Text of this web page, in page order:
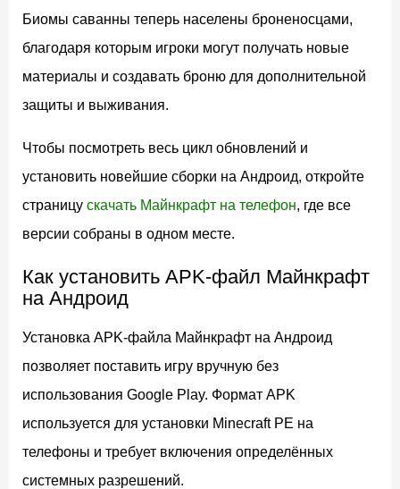
Биомы саванны теперь населены броненосцами,
благодаря которым игроки могут получать новые
материалы и создавать броню для дополнительной
защиты и выживания.
Чтобы посмотреть весь цикл обновлений и
установить новейшие сборки на Андроид, откройте
страницу скачать Майнкрафт на телефон, где все
версии собраны в одном месте.
Как установить APK-файл Майнкрафт
на Андроид
Установка APK-файла Майнкрафт на Андроид
позволяет поставить игру вручную без
использования Google Play. Формат APK
используется для установки Minecraft PE на
телефоны и требует включения определённых
системных разрешений.